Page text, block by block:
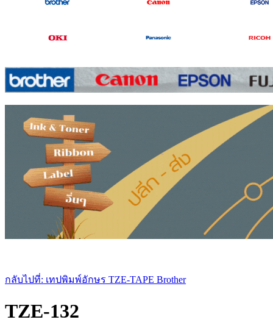
กลับไปที่: เทปพิมพ์อักษร TZE-TAPE Brother
TZE-132